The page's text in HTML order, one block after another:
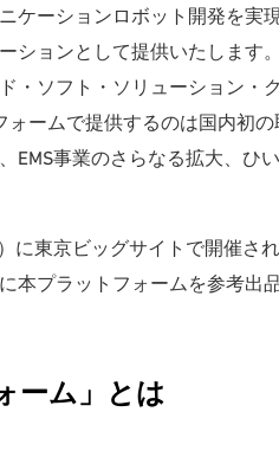
ケーションロボット開発を実
ションとして提供いたします。
・ソフト・ソリューション・
ームで提供するのは国内初の
EMS事業のさらなる拡大、ひ
に東京ビッグサイトで開催さ
本プラットフォームを参考出
ーム」とは